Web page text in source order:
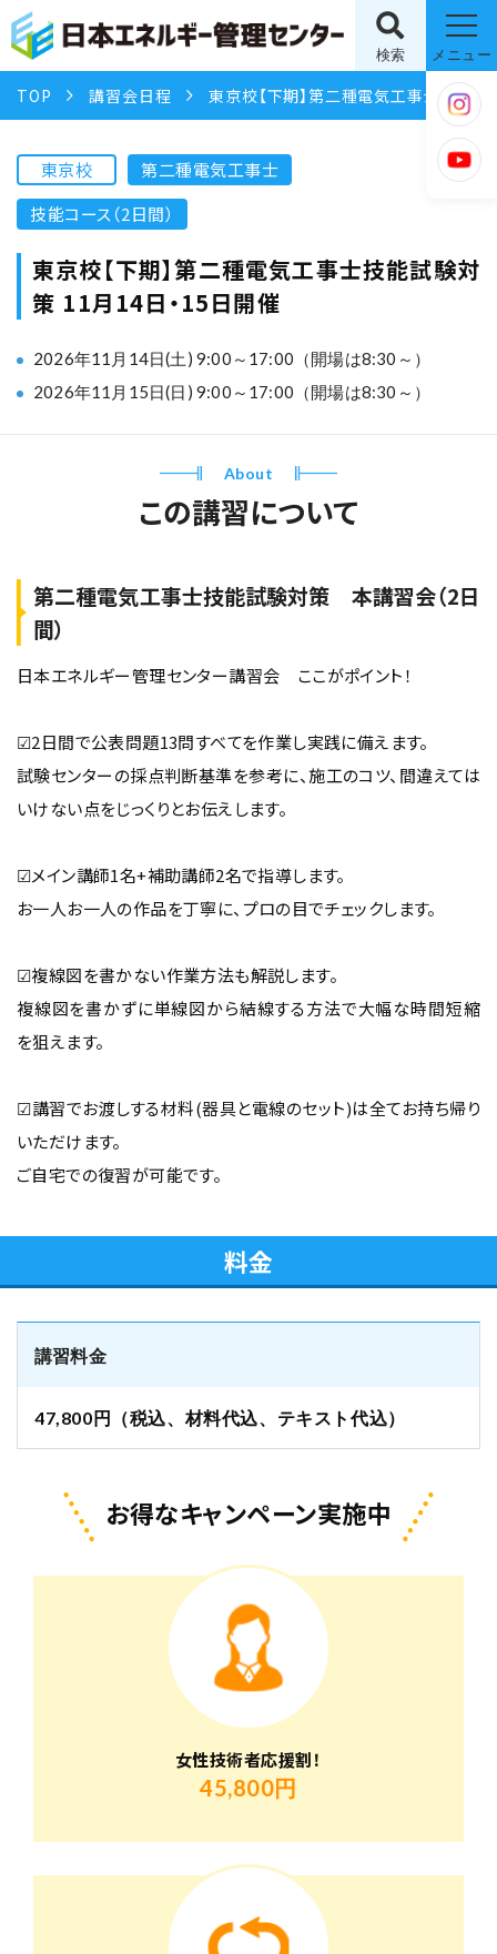
検索 メニュー
TOP 講習会日程 東京校【下期】第二種電気工事士技能試験対策 11月14日・15日開催
東京校
第二種電気工事士
技能コース（2日間）
東京校【下期】第二種電気工事士技能試験対
策 11月14日・15日開催
2026年11月14日(土) 9:00～17:00（開場は8:30～）
2026年11月15日(日) 9:00～17:00（開場は8:30～）
About
この講習について
第二種電気工事士技能試験対策 本講習会（2日
間）
日本エネルギー管理センター講習会 ここがポイント！
☑2日間で公表問題13問すべてを作業し実践に備えます。
試験センターの採点判断基準を参考に、施工のコツ、間違えては
いけない点をじっくりとお伝えします。
☑メイン講師1名+補助講師2名で指導します。
お一人お一人の作品を丁寧に、プロの目でチェックします。
☑複線図を書かない作業方法も解説します。
複線図を書かずに単線図から結線する方法で大幅な時間短縮
を狙えます。
☑講習でお渡しする材料(器具と電線のセット)は全てお持ち帰り
いただけます。
ご自宅での復習が可能です。
料金
講習料金
47,800円（税込、材料代込、テキスト代込）
お得なキャンペーン実施中
女性技術者応援割！
45,800円